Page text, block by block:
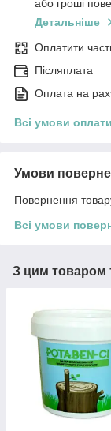
або гроші
Детальніше
Оплатити
Післяплата
Оплата на
Всі умови оплати
Умови
Повернення
Всі умови
З цим товаром